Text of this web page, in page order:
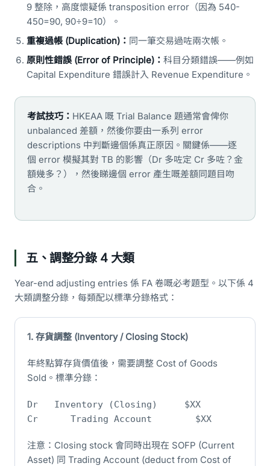
9 整除，高度懷疑係 transposition error（因為 540-
450=90, 90÷9=10）。
重複過帳 (Duplication)： 同一筆交易過咗兩次帳。
原則性錯誤 (Error of Principle)： 科目分類錯誤——例如
Capital Expenditure 錯誤計入 Revenue Expenditure。
考試技巧： HKEAA 嘅 Trial Balance 題通常會俾你
unbalanced 差額，然後你要由一系列 error
descriptions 中判斷邊個係真正原因。關鍵係——逐
個 error 模擬其對 TB 的影響（Dr 多咗定 Cr 多咗？金
額幾多？），然後睇邊個 error 產生嘅差額同題目吻
合。
五、調整分錄 4 大類
Year-end adjusting entries 係 FA 卷嘅必考題型。以下係 4
大類調整分錄，每類配以標準分錄格式：
1. 存貨調整 (Inventory / Closing Stock)
年終點算存貨價值後，需要調整 Cost of Goods
Sold。標準分錄：
Dr Inventory (Closing) $XX
Cr Trading Account $XX
注意：Closing stock 會同時出現在 SOFP (Current
Asset) 同 Trading Account (deduct from Cost of